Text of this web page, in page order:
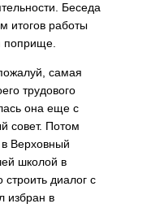
Беседа
итогов работы
поприще.
самая
трудового
она еще с
совет. Потом
Верховный
школой в
строить диалог с
избран в